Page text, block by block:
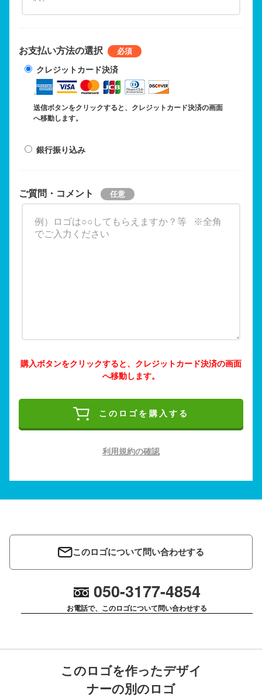
お支払い方法の選択
クレジットカード決済
送信ボタンをクリックすると、クレジットカード決済の画面
へ移動します。
銀行振り込み
ご質問・コメント
購入ボタンをクリックすると、クレジットカード決済の画面
へ移動します。
このロゴを購入する
利用規約の確認
このロゴについて問い合わせする
050-3177-4854
お電話で、このロゴについて問い合わせする
このロゴを作ったデザイ
ナーの別のロゴ